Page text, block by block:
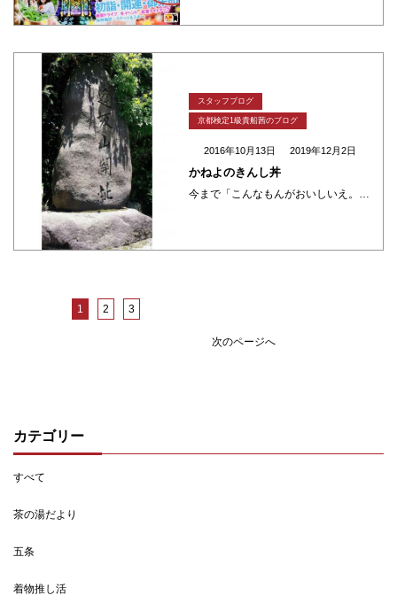
カテゴリー
すべて
茶の湯だより
五条
着物推し活
スタッフブログ
京都検定1級貴船茜のブログ
2016年10月13日 2019年12月2日
かねよのきんし丼
1 2 3
次のページへ